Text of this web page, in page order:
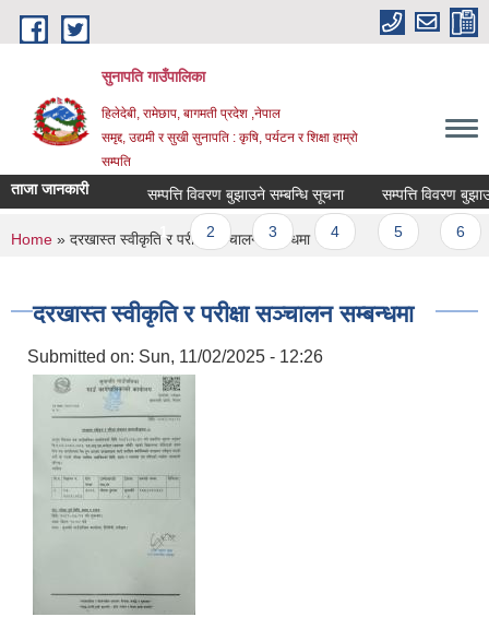
Skip to main content
सुनापति गाउँपालिका
हिलेदेबी, रामेछाप, बागमती प्रदेश ,नेपाल
समृद्द, उद्यमी र सुखी सुनापति : कृषि, पर्यटन र शिक्षा हाम्रो
सम्पति
ताजा जानकारी सम्पत्ति विवरण बुझाउने सम्बन्धि सूचना सम्पत्ति विवरण
Pages
1 2 3
You are here
Home » दरखास्त स्वीकृति र परीक्षा सञ्चालन सम्बन्धमा
दरखास्त स्वीकृति र परीक्षा सञ्चालन सम्बन्धमा
Submitted on: Sun, 11/02/2025 - 12:26